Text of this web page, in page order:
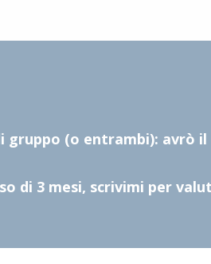
gruppo (o entrambi):
di 3 mesi, scrivimi per